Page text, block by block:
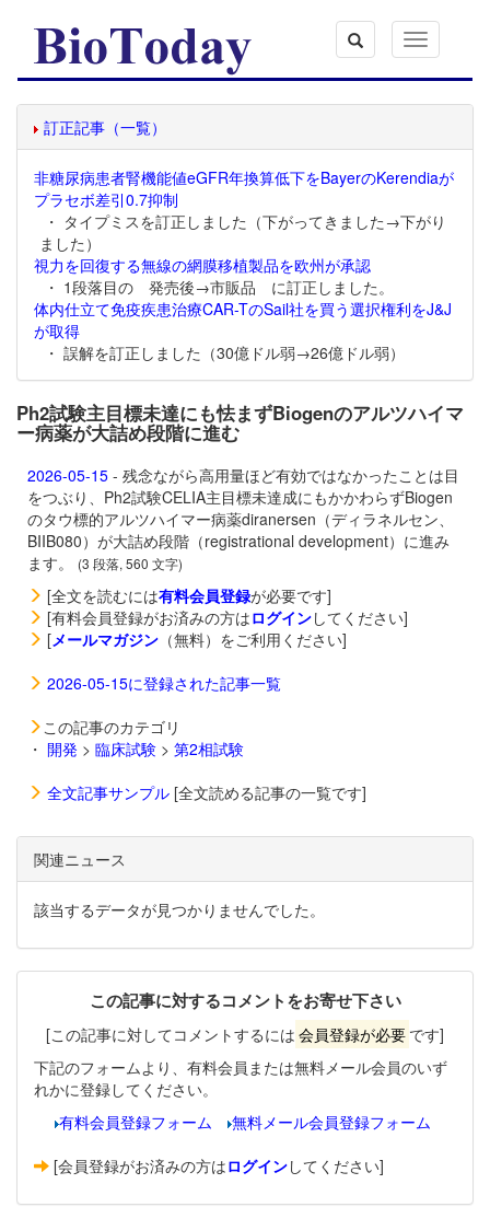
Toggle
navigation
訂正記事（一覧）
非糖尿病患者腎機能値eGFR年換算低下をBayerのKerendiaが
プラセボ差引0.7抑制
・ タイプミスを訂正しました（下がってきました→下がり
ました）
視力を回復する無線の網膜移植製品を欧州が承認
・ 1段落目の 発売後→市販品 に訂正しました。
体内仕立て免疫疾患治療CAR-TのSail社を買う選択権利をJ&J
が取得
・ 誤解を訂正しました（30億ドル弱→26億ドル弱）
Ph2試験主目標未達にも怯まずBiogenのアルツハイマ
ー病薬が大詰め段階に進む
2026-05-15 - 残念ながら高用量ほど有効ではなかったことは目
をつぶり、Ph2試験CELIA主目標未達成にもかかわらずBiogen
のタウ標的アルツハイマー病薬diranersen（ディラネルセン、
BIIB080）が大詰め段階（registrational development）に進み
ます。
(3 段落, 560 文字)
[全文を読むには有料会員登録が必要です]
[有料会員登録がお済みの方はログインしてください]
[メールマガジン （無料）をご利用ください]
2026-05-15に登録された記事一覧
この記事のカテゴリ
・ 開発 > 臨床試験 > 第2相試験
全文記事サンプル [全文読める記事の一覧です]
関連ニュース
該当するデータが見つかりませんでした。
この記事に対するコメントをお寄せ下さい
[この記事に対してコメントするには 会員登録が必要 です]
下記のフォームより、有料会員または無料メール会員のいず
れかに登録してください。
有料会員登録フォーム
無料メール会員登録フォーム
[会員登録がお済みの方はログインしてください]